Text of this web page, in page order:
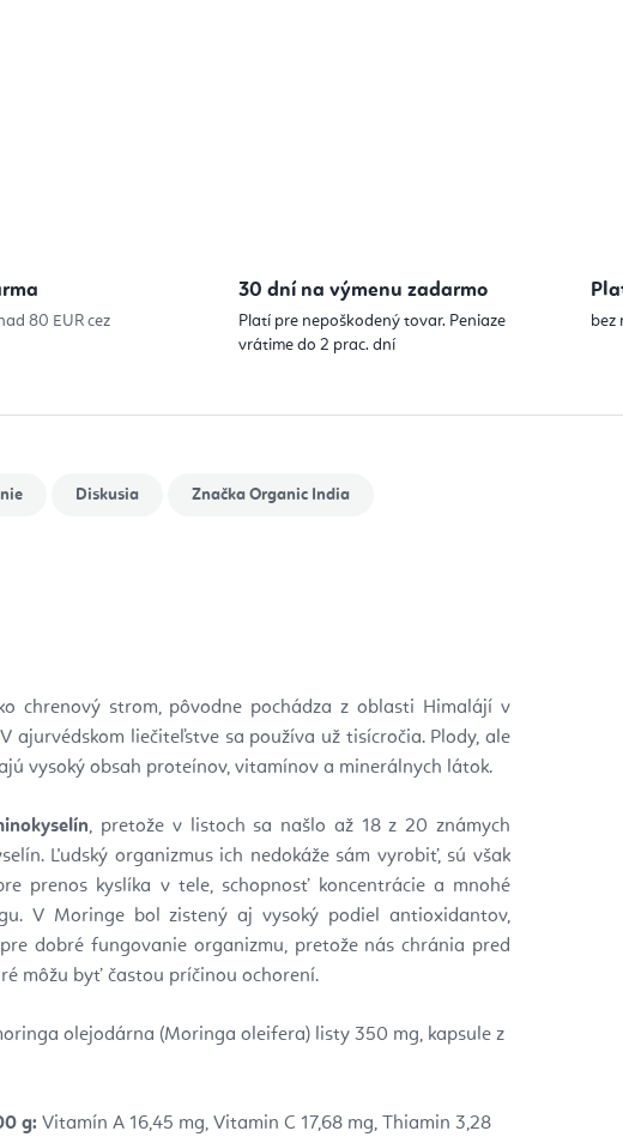
80 EUR cez
30 dní na výmenu zadarmo
Platí pre nepoškodený tovar. Peniaze
vrátime do 2 prac. dní
bez
Diskusia Značka Organic India
chrenový strom, pôvodne pochádza z oblasti Himalájí v
ajurvédskom liečiteľstve sa používa už tisícročia. Plody, ale
vysoký obsah proteínov, vitamínov a minerálnych látok.
, pretože v listoch sa našlo až 18 z 20 známych
Ľudský organizmus ich nedokáže sám vyrobiť, sú však
prenos kyslíka v tele, schopnosť koncentrácie a mnohé
V Moringe bol zistený aj vysoký podiel antioxidantov,
dobré fungovanie organizmu, pretože nás chránia pred
môžu byť častou príčinou ochorení.
olejodárna (Moringa oleifera) listy 350 mg, kapsule z
g: Vitamín A 16,45 mg, Vitamin C 17,68 mg, Thiamin 3,28